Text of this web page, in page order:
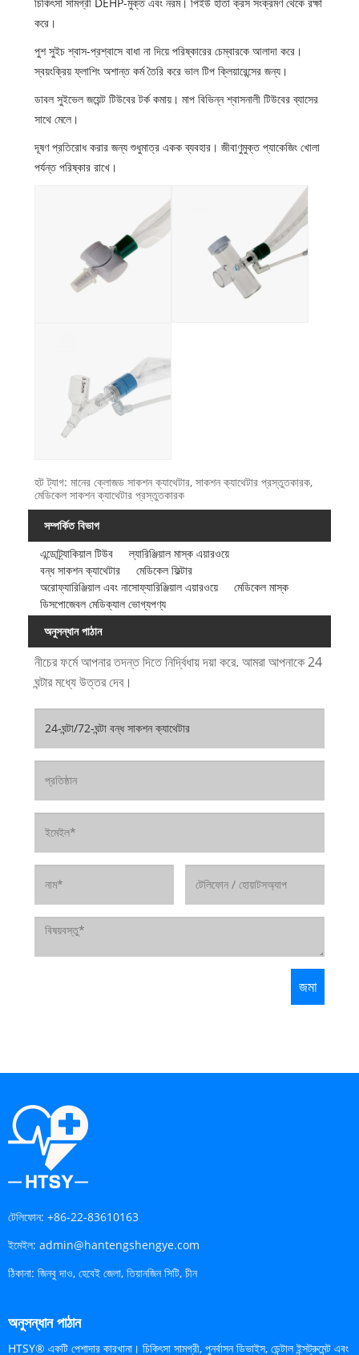
চিকিৎসা সামগ্রী DEHP-মুক্ত এবং নরম। পিইউ হাতা ক্রস সংক্রমণ থেকে রক্ষা
করে।
পুশ সুইচ শ্বাস-প্রশ্বাসে বাধা না দিয়ে পরিষ্কারের চেম্বারকে আলাদা করে।
স্বয়ংক্রিয় ফ্লাশিং অশান্ত কর্ম তৈরি করে ভাল টিপ ক্লিয়ারেন্সের জন্য।
ডাবল সুইভেল জয়েন্ট টিউবের টর্ক কমায়। মাপ বিভিন্ন শ্বাসনালী টিউবের ব্যাসের
সাথে মেলে।
দূষণ প্রতিরোধ করার জন্য শুধুমাত্র একক ব্যবহার। জীবাণুমুক্ত প্যাকেজিং খোলা
পর্যন্ত পরিষ্কার রাখে।
হট ট্যাগ: মানের ক্লোজড সাকশন ক্যাথেটার, সাকশন ক্যাথেটার প্রস্তুতকারক,
মেডিকেল সাকশন ক্যাথেটার প্রস্তুতকারক
সম্পর্কিত বিভাগ
এন্ডোট্র্যাকিয়াল টিউব
ল্যারিঞ্জিয়াল মাস্ক এয়ারওয়ে
বন্ধ সাকশন ক্যাথেটার
মেডিকেল ফিল্টার
অরোফ্যারিঞ্জিয়াল এবং নাসোফ্যারিঞ্জিয়াল এয়ারওয়ে
মেডিকেল মাস্ক
ডিসপোজেবল মেডিক্যাল ভোগ্যপণ্য
অনুসন্ধান পাঠান
নীচের ফর্মে আপনার তদন্ত দিতে নির্দ্বিধায় দয়া করে. আমরা আপনাকে 24
ঘন্টার মধ্যে উত্তর দেব।
টেলিফোন: +86-22-83610163
ইমেইল: admin@hantengshengye.com
ঠিকানা: জিনবু দাও, হেবেই জেলা, তিয়ানজিন সিটি, চীন
অনুসন্ধান পাঠান
HTSY® একটি পেশাদার কারখানা। চিকিৎসা সামগ্রী, পুনর্বাসন ডিভাইস, ডেন্টাল ইন্সট্রুমেন্ট এবং